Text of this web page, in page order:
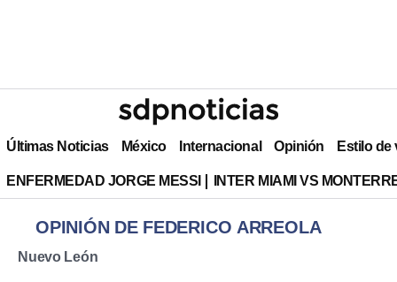
Últimas Noticias México Internacional Opinión Estilo de
ENFERMEDAD JORGE MESSI INTER MIAMI VS
OPINIÓN DE FEDERICO ARREOLA
Nuevo León